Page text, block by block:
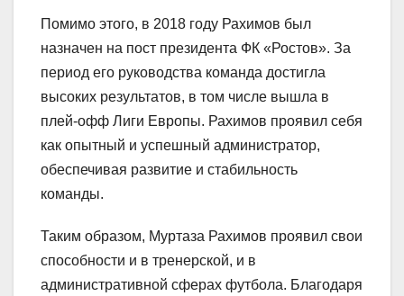
Помимо этого, в 2018 году Рахимов был
назначен на пост президента ФК «Ростов». За
период его руководства команда достигла
высоких результатов, в том числе вышла в
плей-офф Лиги Европы. Рахимов проявил себя
как опытный и успешный администратор,
обеспечивая развитие и стабильность
команды.
Таким образом, Муртаза Рахимов проявил свои
способности и в тренерской, и в
административной сферах футбола. Благодаря